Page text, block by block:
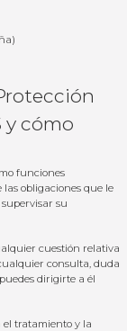
y cómo
funciones
las obligaciones que le
su
cuestión relativa
consulta, duda
dirigirte a él
el tratamiento y la